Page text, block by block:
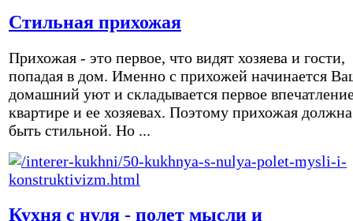
Стильная прихожая
Прихожая - это первое, что видят хозяева и гости,
попадая в дом. Именно с прихожей начинается
домашний уют и складывается первое
квартире и ее хозяевах. Поэтому прихожая должна
быть стильной. Но ...
Кухня с нуля - полет мысли и